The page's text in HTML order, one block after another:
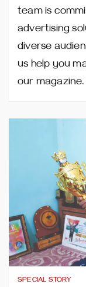
team is
advertising
diverse
us help you
our
SPECIAL STORY